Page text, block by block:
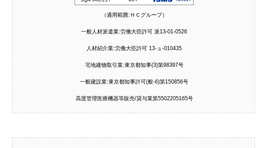
（適用範囲:ＨＣグループ）
一般人材派遣業:労働大臣許可 派13-01-0526
人材紹介業:労働大臣許可 13-ュ-010435
宅地建物取引業:東京都知事(3)第98397号
一般建設業:東京都知事許可(般-6)第150856号
高度管理医療機器等販売/貸与業第5502205165号